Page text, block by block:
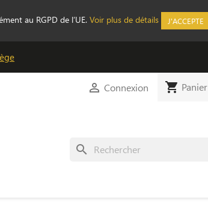
au RGPD de l’UE. Voir plus de détails J'ACCEPTE
 Connexion shopping_cart Panier
search